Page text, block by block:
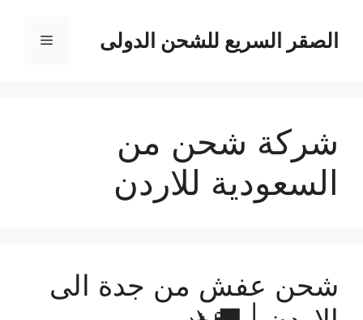
المحتوىالصقر السريع للشحن الدولى القائمة
شركة شحن من
السعودية للاردن
شحن عفش من جدة الى